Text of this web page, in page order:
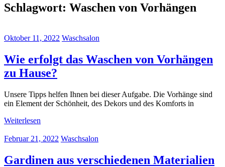
Schlagwort: Waschen von Vorhängen
Oktober 11, 2022 Waschsalon
Wie erfolgt das Waschen von Vorhängen
zu Hause?
Unsere Tipps helfen Ihnen bei dieser Aufgabe. Die Vorhänge sind
ein Element der Schönheit, des Dekors und des Komforts in
Weiterlesen
Februar 21, 2022 Waschsalon
Gardinen aus verschiedenen Materialien